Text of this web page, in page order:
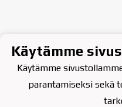
Käytämme
Käytämme
parantamiseksi sekä